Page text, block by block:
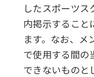
したスポーツ
内掲示すること
ます。なお、メ
で使用する間の
できないものと